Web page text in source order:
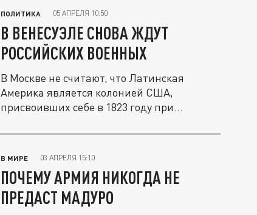
ПОЛИТИКА 05 АПРЕЛЯ 10:50
В ВЕНЕСУЭЛЕ СНОВА ЖДУТ
РОССИЙСКИХ ВОЕННЫХ
В Москве не считают, что Латинская
Америка является колонией США,
присвоивших себе в 1823 году при
В МИРЕ 03 АПРЕЛЯ 15:10
ПОЧЕМУ АРМИЯ НИКОГДА НЕ
ПРЕДАСТ МАДУРО